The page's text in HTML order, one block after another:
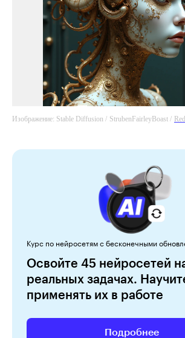
Изображение: Stable Diffusion / StrubenFairleyBoast /
Reddit
Курс по нейросетям с бесконечными
Освойте 45 нейросетей
реальных задачах.
применять их в работе
Подробнее